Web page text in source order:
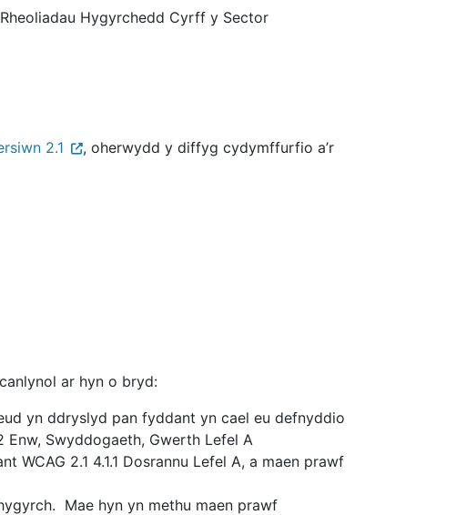
Hygyrchedd Cyrff y Sector
2.1
, oherwydd y diffyg cydymffurfio a’r
ar hyn o bryd:
yn ddryslyd pan fyddant yn cael eu defnyddio
Enw, Swyddogaeth, Gwerth Lefel A
2.1 4.1.1 Dosrannu Lefel A, a maen prawf
Mae hyn yn methu maen prawf